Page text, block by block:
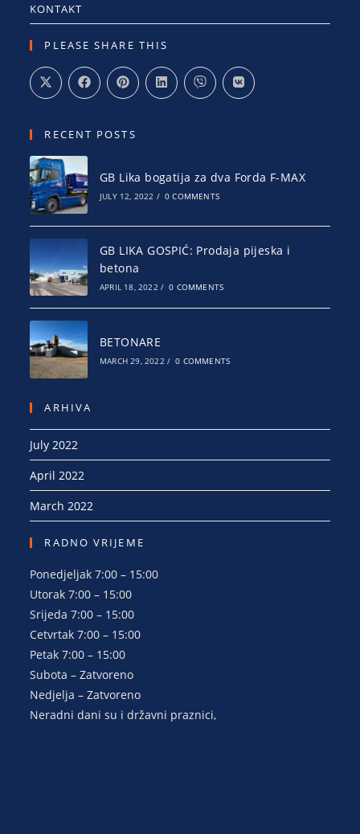
KONTAKT
PLEASE SHARE THIS
RECENT POSTS
GB Lika bogatija za dva Forda F-MAX
JULY 12, 2022 / 0 COMMENTS
GB LIKA GOSPIĆ: Prodaja pijeska i
betona
APRIL 18, 2022 / 0 COMMENTS
BETONARE
MARCH 29, 2022 / 0 COMMENTS
ARHIVA
July 2022
April 2022
March 2022
RADNO VRIJEME
Ponedjeljak 7:00 – 15:00
Utorak 7:00 – 15:00
Srijeda 7:00 – 15:00
Cetvrtak 7:00 – 15:00
Petak 7:00 – 15:00
Subota – Zatvoreno
Nedjelja – Zatvoreno
Neradni dani su i državni praznici,